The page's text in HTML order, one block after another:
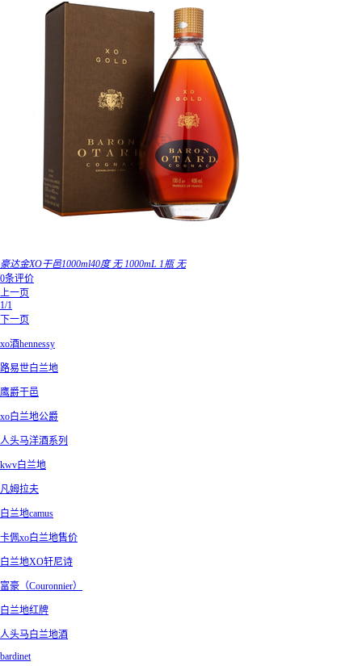
豪达金XO干邑1000ml40度 无 1000mL 1瓶 无
0条评价
上一页
1/1
下一页
xo酒hennessy
路易世白兰地
鹰爵干邑
xo白兰地公爵
人头马洋酒系列
kwv白兰地
凡姆拉夫
白兰地camus
卡佩xo白兰地售价
白兰地XO轩尼诗
富豪（Couronnier）
白兰地红牌
人头马白兰地酒
bardinet